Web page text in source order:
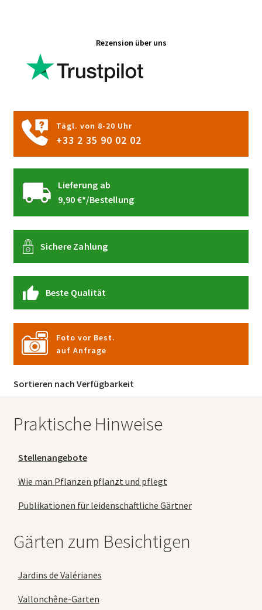
Rezension über uns
Tägl. von 8-20 Uhr
+33 2 35 90 02 02
Lieferung ab
9,90 €*/Bestellung
Sichere Zahlung
Beste Qualität
Foto vor Best.
auf Anfrage
Sortieren nach Verfügbarkeit
Praktische Hinweise
Stellenangebote
Wie man Pflanzen pflanzt und pflegt
Publikationen für leidenschaftliche Gärtner
Gärten zum Besichtigen
Jardins de Valérianes
Vallonchêne-Garten